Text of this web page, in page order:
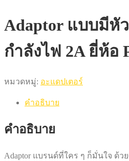
Adaptor แบบมีหั
กำลังไฟ 2A ยี่ห้อ
หมวดหมู่: อะแดปเตอร์
คำอธิบาย
คำอธิบาย
Adaptor แบรนด์ที่ใคร ๆ ก็มั่นใจ ด้